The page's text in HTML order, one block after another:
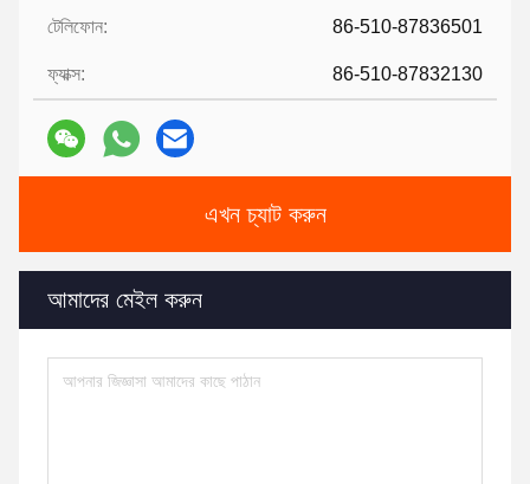
টেলিফোন: 86-510-87836501
ফ্যাক্স: 86-510-87832130
এখন চ্যাট করুন
আমাদের মেইল ​​করুন